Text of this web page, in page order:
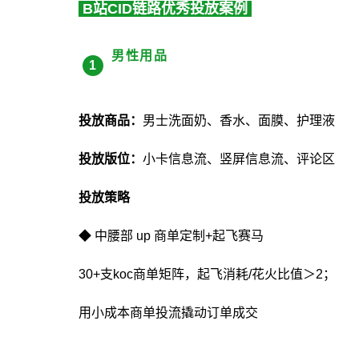
B站CID链路优秀投放案例
1
男性用品
投放商品： 男士洗面奶、香水、面膜、护理液
投放版位： 小卡信息流、竖屏信息流、评论区
投放策略
◆ 中腰部 up 商单定制+起飞赛马
30+支koc商单矩阵，起飞消耗/花火比值＞2；
用小成本商单投流撬动订单成交